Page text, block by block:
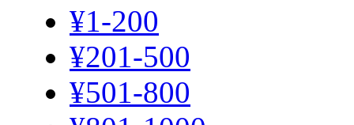
¥1-200
¥201-500
¥501-800